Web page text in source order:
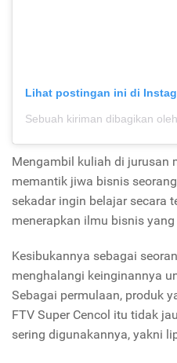
Lihat postingan ini di
Mengambil kuliah di jurusan
memantik jiwa bisnis
sekadar ingin belajar secara
menerapkan ilmu bisnis
Kesibukannya sebagai
menghalangi keinginannya
Sebagai permulaan, produk
FTV Super Cencol itu tidak
sering digunakannya, yakni